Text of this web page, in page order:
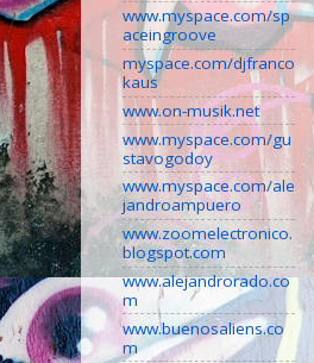
www.myspace.com/sp
aceingroove
myspace.com/djfranco
kaus
www.on-musik.net
www.myspace.com/gu
stavogodoy
www.myspace.com/ale
jandroampuero
www.zoomelectronico.
blogspot.com
www.alejandrorado.co
m
www.buenosaliens.co
m